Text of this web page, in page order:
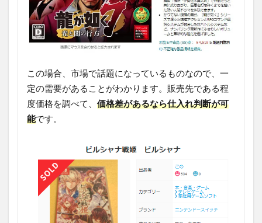
この場合、市場で話題になっているものなので、一
定の需要があることがわかります。販売先である程
度価格を調べて、 価格差があるなら仕入れ判断が可
能です。